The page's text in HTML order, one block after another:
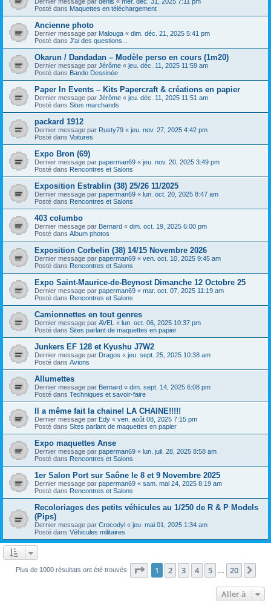
Posté dans Maquettes en téléchargement
Ancienne photo
Dernier message par Malouga « dim. déc. 21, 2025 5:41 pm
Posté dans J'ai des questions...
Okarun / Dandadan – Modèle perso en cours (1m20)
Dernier message par Jérôme « jeu. déc. 11, 2025 11:59 am
Posté dans Bande Dessinée
Paper In Events – Kits Papercraft & créations en papier
Dernier message par Jérôme « jeu. déc. 11, 2025 11:51 am
Posté dans Sites marchands
packard 1912
Dernier message par Rusty79 « jeu. nov. 27, 2025 4:42 pm
Posté dans Voitures
Expo Bron (69)
Dernier message par paperman69 « jeu. nov. 20, 2025 3:49 pm
Posté dans Rencontres et Salons
Exposition Estrablin (38) 25/26 11/2025
Dernier message par paperman69 « lun. oct. 20, 2025 8:47 am
Posté dans Rencontres et Salons
403 columbo
Dernier message par Bernard « dim. oct. 19, 2025 6:00 pm
Posté dans Album photos
Exposition Corbelin (38) 14/15 Novembre 2026
Dernier message par paperman69 « ven. oct. 10, 2025 9:45 am
Posté dans Rencontres et Salons
Expo Saint-Maurice-de-Beynost Dimanche 12 Octobre 25
Dernier message par paperman69 « mar. oct. 07, 2025 11:19 am
Posté dans Rencontres et Salons
Camionnettes en tout genres
Dernier message par AVEL « lun. oct. 06, 2025 10:37 pm
Posté dans Sites parlant de maquettes en papier
Junkers EF 128 et Kyushu J7W2
Dernier message par Dragos « jeu. sept. 25, 2025 10:38 am
Posté dans Avions
Allumettes
Dernier message par Bernard « dim. sept. 14, 2025 6:08 pm
Posté dans Techniques et savoir-faire
Il a même fait la chaine! LA CHAINE!!!!!
Dernier message par Edy « ven. août 08, 2025 7:15 pm
Posté dans Sites parlant de maquettes en papier
Expo maquettes Anse
Dernier message par paperman69 « lun. juil. 28, 2025 8:58 am
Posté dans Rencontres et Salons
1er Salon Port sur Saône le 8 et 9 Novembre 2025
Dernier message par paperman69 « sam. mai 24, 2025 8:19 am
Posté dans Rencontres et Salons
Recoloriages des petits véhicules au 1/250 de R & P Models
(Pips)
Dernier message par Crocodyl « jeu. mai 01, 2025 1:34 am
Posté dans Véhicules militaires
Plus de 1000 résultats ont été trouvés Page 1sur20
1 2 3 4 5 20
Aller à